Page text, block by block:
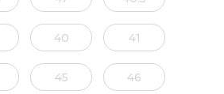
40 41
45 46